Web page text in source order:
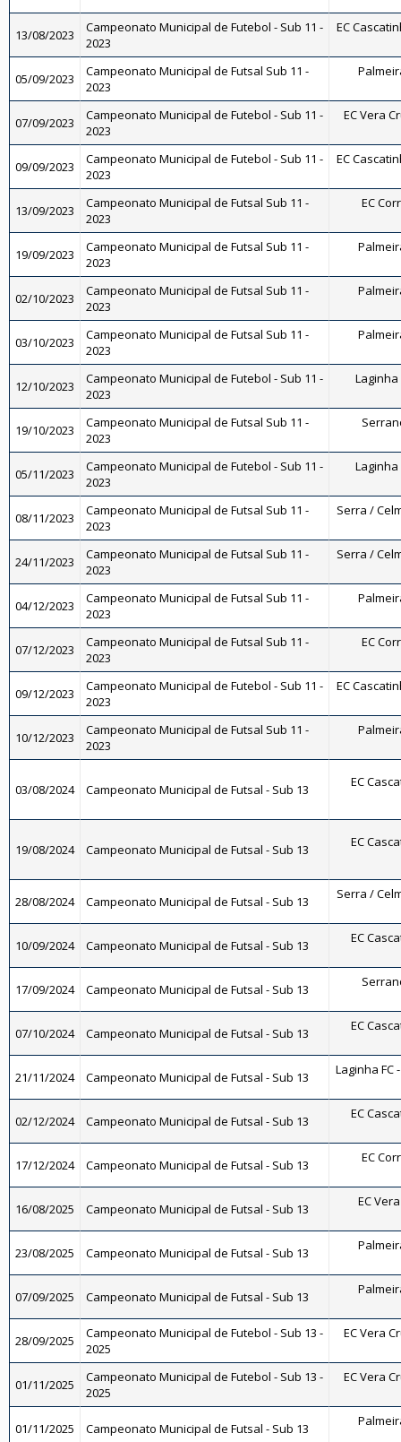
13/08/2023
Campeonato Municipal de Futebol - Sub 11 -
2023
EC
05/09/2023
Campeonato Municipal de Futsal Sub 11 -
2023
07/09/2023
Campeonato Municipal de Futebol - Sub 11 -
2023
EC Vera
09/09/2023
Campeonato Municipal de Futebol - Sub 11 -
2023
EC
13/09/2023
Campeonato Municipal de Futsal Sub 11 -
2023
EC
19/09/2023
Campeonato Municipal de Futsal Sub 11 -
2023
02/10/2023
Campeonato Municipal de Futsal Sub 11 -
2023
03/10/2023
Campeonato Municipal de Futsal Sub 11 -
2023
12/10/2023
Campeonato Municipal de Futebol - Sub 11 -
2023
Laginha
19/10/2023
Campeonato Municipal de Futsal Sub 11 -
2023
05/11/2023
Campeonato Municipal de Futebol - Sub 11 -
2023
Laginha
08/11/2023
Campeonato Municipal de Futsal Sub 11 -
2023
Serra /
24/11/2023
Campeonato Municipal de Futsal Sub 11 -
2023
Serra /
04/12/2023
Campeonato Municipal de Futsal Sub 11 -
2023
07/12/2023
Campeonato Municipal de Futsal Sub 11 -
2023
EC
09/12/2023
Campeonato Municipal de Futebol - Sub 11 -
2023
EC
10/12/2023
Campeonato Municipal de Futsal Sub 11 -
2023
03/08/2024 Campeonato Municipal de Futsal - Sub 13 EC
19/08/2024 Campeonato Municipal de Futsal - Sub 13 EC
28/08/2024 Campeonato Municipal de Futsal - Sub 13 Serra /
10/09/2024 Campeonato Municipal de Futsal - Sub 13 EC
17/09/2024 Campeonato Municipal de Futsal - Sub 13
07/10/2024 Campeonato Municipal de Futsal - Sub 13 EC
21/11/2024 Campeonato Municipal de Futsal - Sub 13 Laginha FC
02/12/2024 Campeonato Municipal de Futsal - Sub 13 EC
17/12/2024 Campeonato Municipal de Futsal - Sub 13 EC
16/08/2025 Campeonato Municipal de Futsal - Sub 13 EC
23/08/2025 Campeonato Municipal de Futsal - Sub 13
07/09/2025 Campeonato Municipal de Futsal - Sub 13
28/09/2025
Campeonato Municipal de Futebol - Sub 13 -
2025
EC Vera
01/11/2025
Campeonato Municipal de Futebol - Sub 13 -
2025
EC Vera
01/11/2025 Campeonato Municipal de Futsal - Sub 13